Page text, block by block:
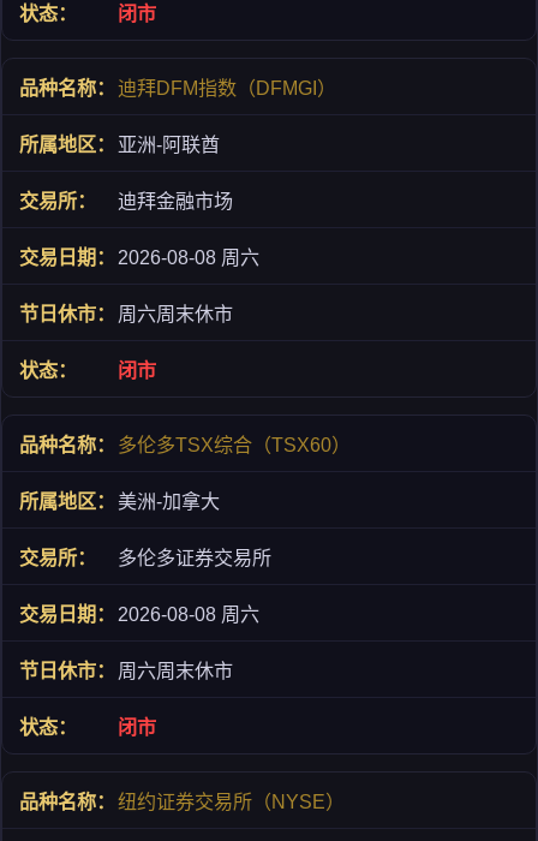
闭市
迪拜DFM指数（DFMGI）
亚洲-阿联酋
迪拜金融市场
2026-08-08 周六
周六周末休市
闭市
多伦多TSX综合（TSX60）
美洲-加拿大
多伦多证券交易所
2026-08-08 周六
周六周末休市
闭市
纽约证券交易所（NYSE）